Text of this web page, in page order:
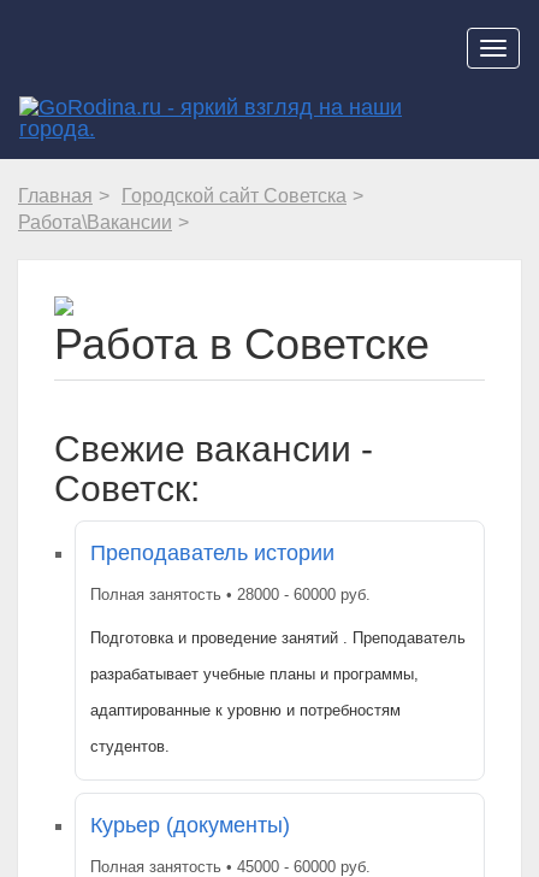
Главная
Городской сайт Советска
Работа\Вакансии
Работа в Советске
Свежие вакансии -
Советск:
Преподаватель истории
Полная занятость • 28000 - 60000 руб.
Подготовка и проведение занятий . Преподаватель
разрабатывает учебные планы и программы,
адаптированные к уровню и потребностям
студентов.
Курьер (документы)
Полная занятость • 45000 - 60000 руб.